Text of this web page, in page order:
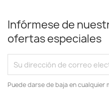
Infórmese de
ofertas especiales
Puede darse de baja en cualquier